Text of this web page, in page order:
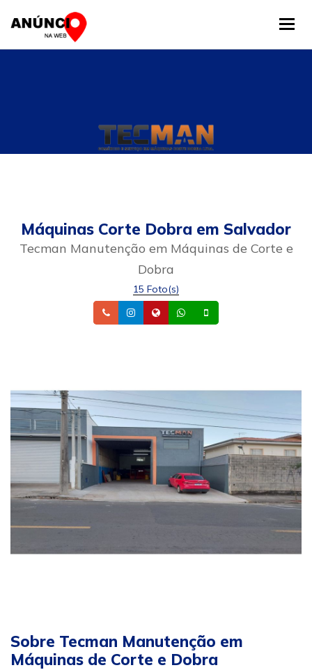
Máquinas Corte Dobra em Salvador
Tecman Manutenção em Máquinas de Corte e
Dobra
15 Foto(s)
TelefoneInstagram
Site Whatsapp
Sobre Tecman Manutenção em
Máquinas de Corte e Dobra